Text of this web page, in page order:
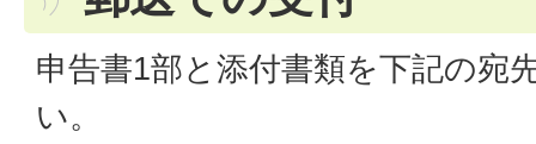
申告書1部と添付書類を下記の宛
い。